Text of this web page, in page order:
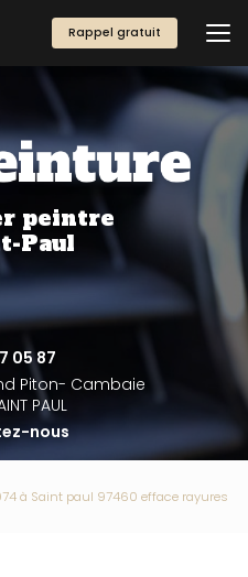
Rappel gratuit
peintre
Paul
05 87
Piton- Cambaie
PAUL
nous
à Saint paul 97460 efface rayures